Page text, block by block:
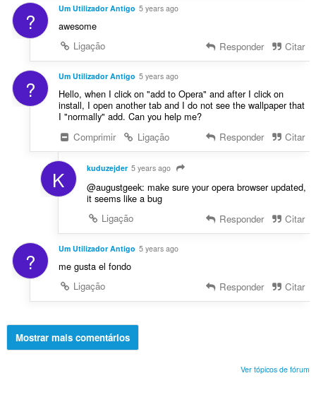
? Um Utilizador Antigo 5 years ago
awesome
Ligação
Responder Citar
? Um Utilizador Antigo 5 years ago
Hello, when I click on "add to Opera" and after I click on
install, I open another tab and I do not see the wallpaper that
I "normally" add. Can you help me?
Comprimir
Ligação Responder Citar
K kuduzejder 5 years ago
@augustgeek: make sure your opera browser updated,
it seems like a bug
Ligação
Responder Citar
? Um Utilizador Antigo 5 years ago
me gusta el fondo
Ligação
Responder Citar
Mostrar mais comentários
Ver tópicos de fórum